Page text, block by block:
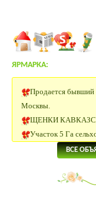
ЯРМАРКА:
ЩЕНКИ
Заано-альпы козы.
Сельхоз земля 30
Щенки папийона
20 Га под
4 Га под поселок
ВСЕ